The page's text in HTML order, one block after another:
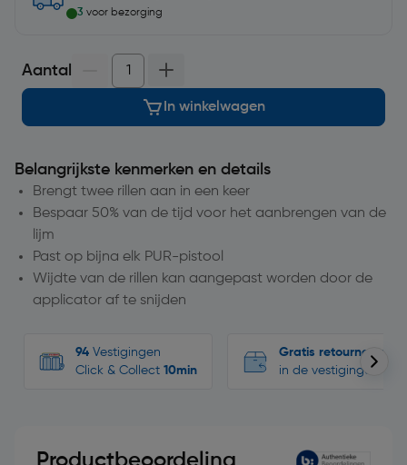
3 voor bezorging
Aantal
In winkelwagen
Belangrijkste kenmerken en details
Brengt twee rillen aan in een keer
Bespaar 50% van de tijd voor het aanbrengen van de
lijm
Past op bijna elk PUR-pistool
Wijdte van de rillen kan aangepast worden door de
applicator af te snijden
94 Vestigingen
Click & Collect 10min
Gratis retourneren
in de vestigingen
Productbeoordeling